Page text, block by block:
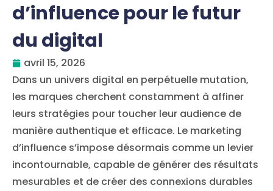
d’influence pour le futur
du digital
avril 15, 2026
Dans un univers digital en perpétuelle mutation,
les marques cherchent constamment à affiner
leurs stratégies pour toucher leur audience de
manière authentique et efficace. Le marketing
d’influence s’impose désormais comme un levier
incontournable, capable de générer des résultats
mesurables et de créer des connexions durables